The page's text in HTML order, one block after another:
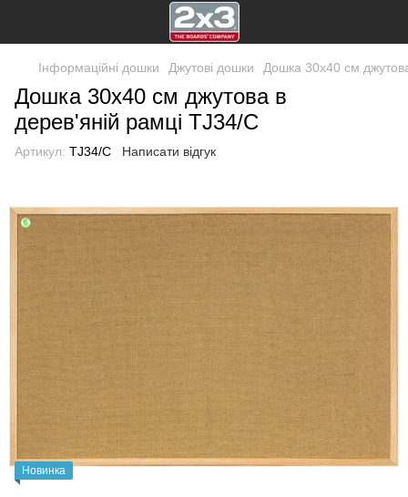
Інформаційні дошки Джутові дошки Дошка 30x40 см
Дошка 30x40 см джутова в
дерев'яній рамці TJ34/C
Артикул: TJ34/C Написати відгук
Новинка